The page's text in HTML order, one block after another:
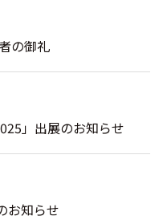
の御礼
」出展のお知らせ
お知らせ